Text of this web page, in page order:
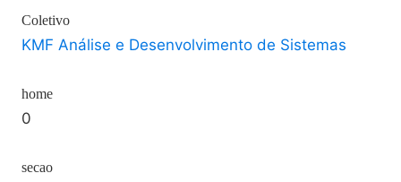
Coletivo
KMF Análise e Desenvolvimento de Sistemas
home
0
secao